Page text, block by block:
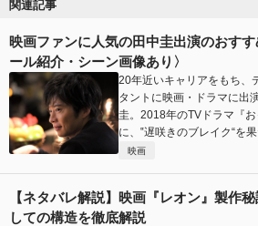
関連記事
映画ファンに人気の田中圭出演のおす
ール紹介・シーン画像あり〉
20年近いキャリアをもち、
タントに映画・ドラマに出
圭。2018年のTVドラマ『
に、‟遅咲きのブレイク“を
映画
【ネタバレ解説】映画『レオン』製作
しての構造を徹底解説